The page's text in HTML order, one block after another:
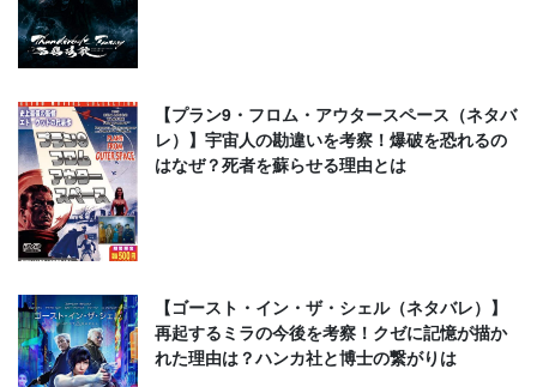
【プラン9・フロム・アウタースペース（ネタバ
レ）】宇宙人の勘違いを考察！爆破を恐れるの
はなぜ？死者を蘇らせる理由とは
【ゴースト・イン・ザ・シェル（ネタバレ）】
再起するミラの今後を考察！クゼに記憶が描か
れた理由は？ハンカ社と博士の繋がりは